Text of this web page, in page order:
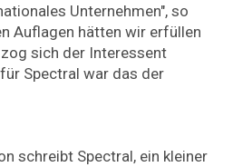
Unternehmen", so
Auflagen hätten wir erfüllen
sich der Interessent
Spectral war das der
schreibt Spectral, ein kleiner